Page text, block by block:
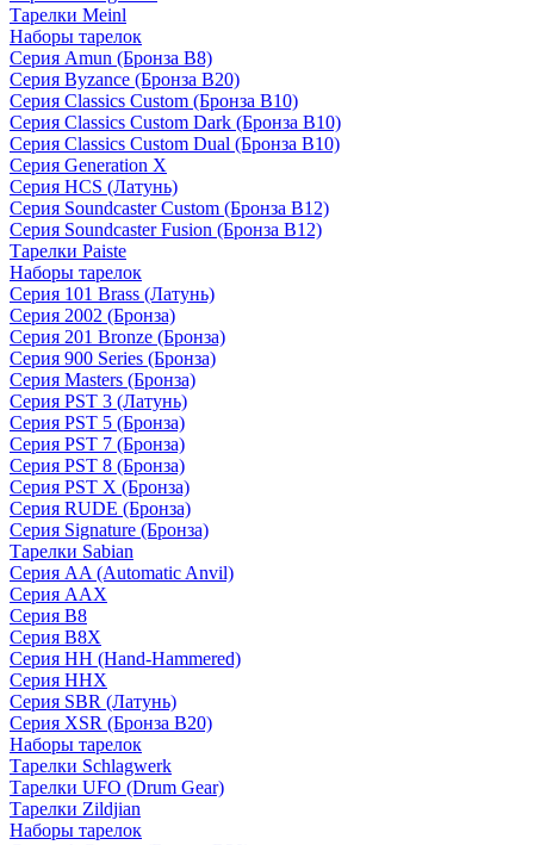
Тарелки Meinl
Наборы тарелок
Серия Amun (Бронза B8)
Серия Byzance (Бронза B20)
Серия Classics Custom (Бронза B10)
Серия Classics Custom Dark (Бронза B10)
Серия Classics Custom Dual (Бронза B10)
Серия Generation X
Серия HCS (Латунь)
Серия Soundcaster Custom (Бронза B12)
Серия Soundcaster Fusion (Бронза B12)
Тарелки Paiste
Наборы тарелок
Серия 101 Brass (Латунь)
Серия 2002 (Бронза)
Серия 201 Bronze (Бронза)
Серия 900 Series (Бронза)
Серия Masters (Бронза)
Серия PST 3 (Латунь)
Серия PST 5 (Бронза)
Серия PST 7 (Бронза)
Серия PST 8 (Бронза)
Серия PST X (Бронза)
Серия RUDE (Бронза)
Серия Signature (Бронза)
Тарелки Sabian
Серия AA (Automatic Anvil)
Серия AAX
Серия B8
Серия B8X
Серия HH (Hand-Hammered)
Серия HHX
Серия SBR (Латунь)
Серия XSR (Бронза B20)
Наборы тарелок
Тарелки Schlagwerk
Тарелки UFO (Drum Gear)
Тарелки Zildjian
Наборы тарелок